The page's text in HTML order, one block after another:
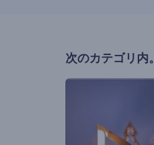
次のカテゴリ内。